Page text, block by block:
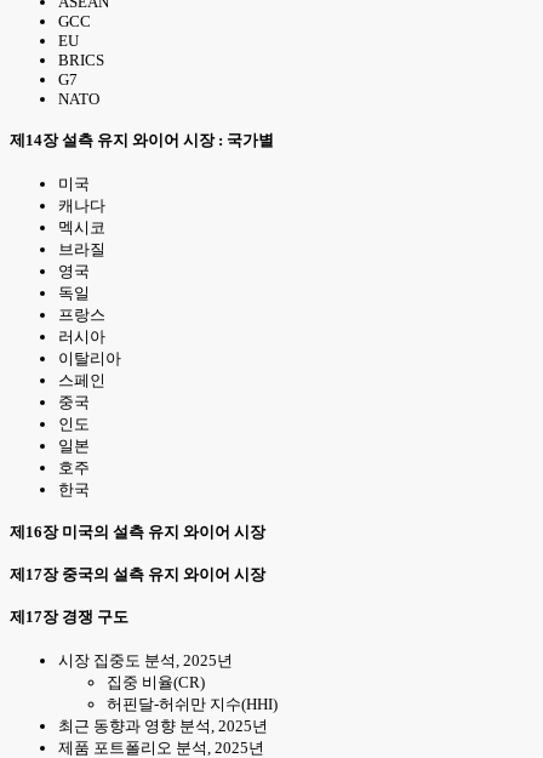
GCC
EU
BRICS
G7
NATO
제14장 설측 유지 와이어 시장 : 국가별
미국
캐나다
멕시코
브라질
영국
독일
프랑스
러시아
이탈리아
스페인
중국
인도
일본
호주
한국
제16장 미국의 설측 유지 와이어 시장
제17장 중국의 설측 유지 와이어 시장
제17장 경쟁 구도
시장 집중도 분석, 2025년
집중 비율(CR)
허핀달-허쉬만 지수(HHI)
최근 동향과 영향 분석, 2025년
제품 포트폴리오 분석, 2025년